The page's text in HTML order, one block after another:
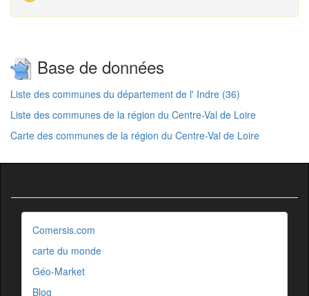
Base de données
Liste des communes du département de l' Indre (36)
Liste des communes de la région du Centre-Val de Loire
Carte des communes de la région du Centre-Val de Loire
Comersis.com
carte du monde
Géo-Market
Blog